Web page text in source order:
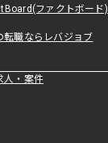
ファクトボード)
転職ならレバジョブ
人・案件